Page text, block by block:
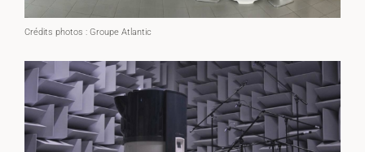
Crédits photos : Groupe Atlantic